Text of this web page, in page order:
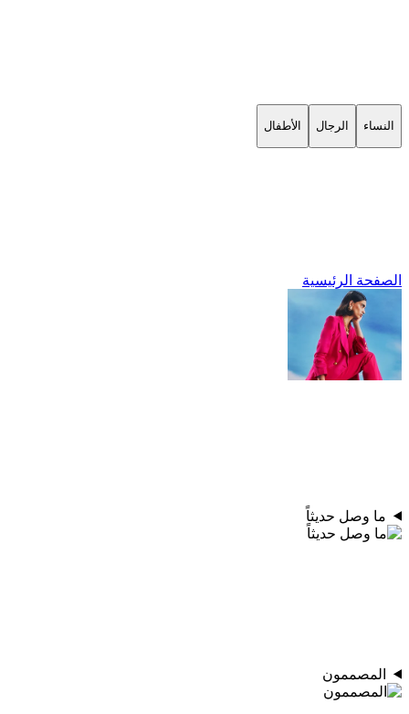
النساء الرجال الأطفال
الصفحة الرئيسية
ما وصل حديثاً
المصممون